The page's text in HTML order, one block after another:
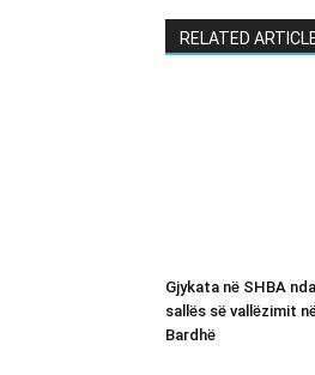
RELATED
Gjykata në SHBA
sallës së vallëzimit
Bardhë